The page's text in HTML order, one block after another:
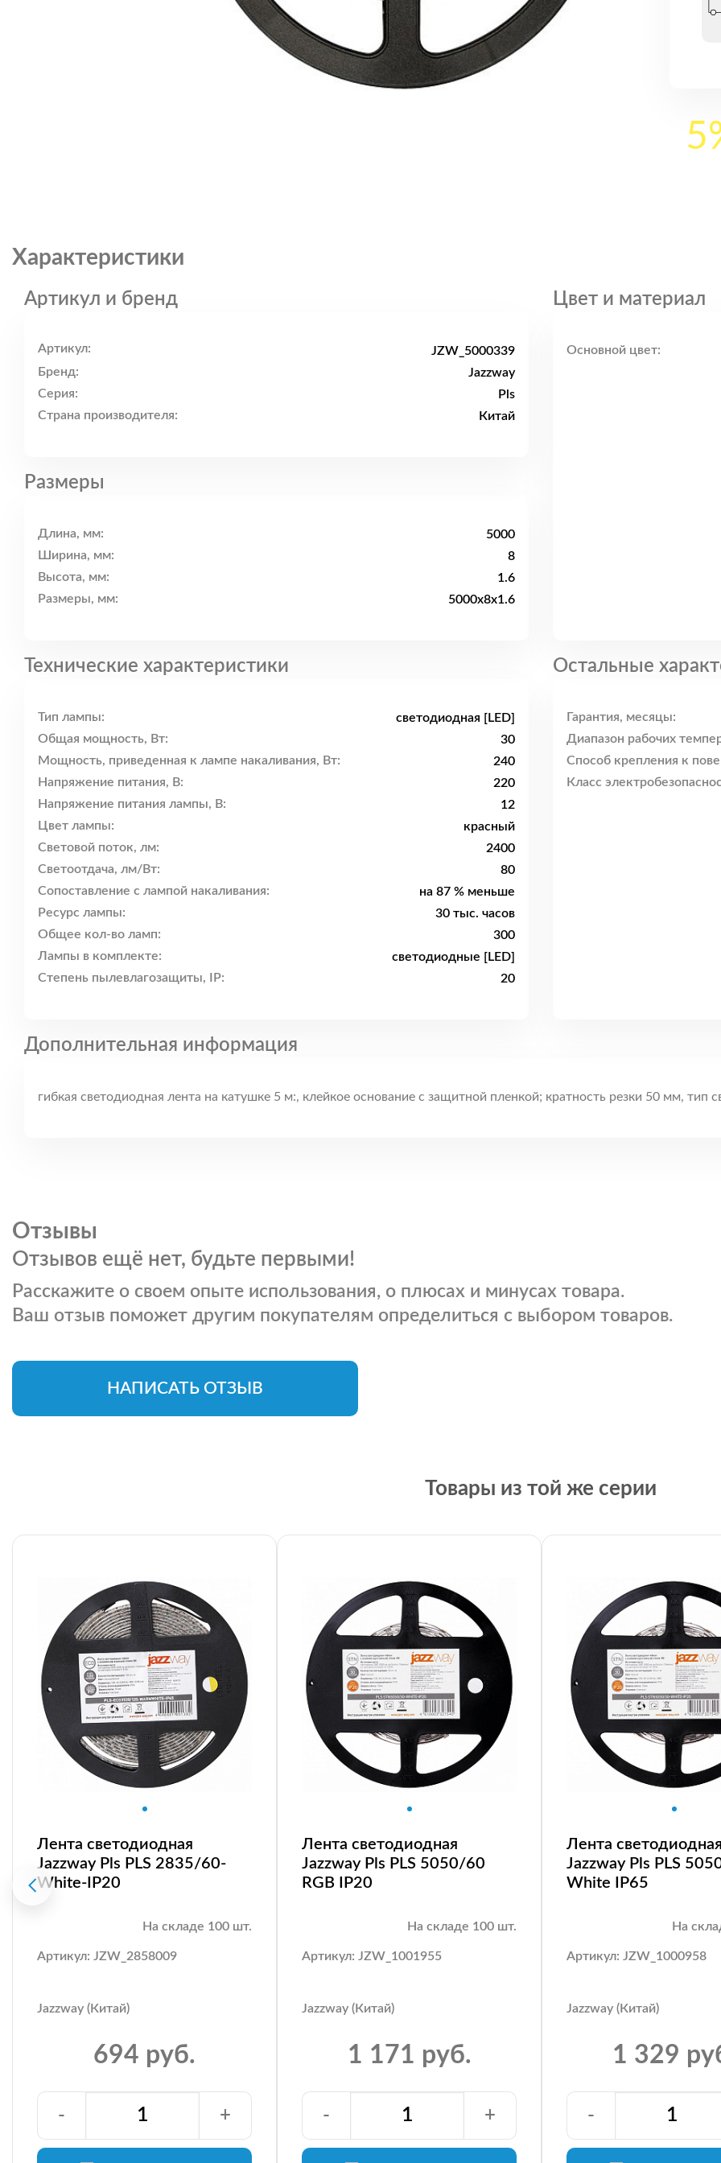
Характеристики
Артикул и бренд
Артикул:
JZW_5000339
Бренд:
Jazzway
Серия:
Pls
Страна производителя:
Китай
Размеры
Длина, мм:
5000
Ширина, мм:
8
Высота, мм:
1.6
Размеры, мм:
5000x8x1.6
Цвет и материал
Основной цвет:
Технические характеристики
Тип лампы:
светодиодная [LED]
Общая мощность, Вт:
30
Мощность, приведенная к лампе накаливания, Вт:
240
Напряжение питания, В:
220
Напряжение питания лампы, В:
12
Цвет лампы:
красный
Световой поток, лм:
2400
Светоотдача, лм/Вт:
80
Сопоставление с лампой накаливания:
на 87 % меньше
Ресурс лампы:
30 тыс. часов
Общее кол-во ламп:
300
Лампы в комплекте:
светодиодные [LED]
Степень пылевлагозащиты, IP:
20
Остальные
Гарантия, месяцы:
Диапазон рабочих
Способ крепления к
Класс
Дополнительная информация
гибкая светодиодная лента на катушке 5 м:, клейкое основание с защитной пленкой; кратность резки 50 мм, тип
Отзывы
Отзывов ещё нет, будьте первыми!
Расскажите о своем опыте использования, о плюсах и минусах товара.
Ваш отзыв поможет другим покупателям определиться с выбором товаров.
НАПИСАТЬ ОТЗЫВ
Товары из той же серии
Лента светодиодная
Jazzway Pls PLS 2835/60-
White-IP20
На складе 100 шт.
Артикул: JZW_2858009
Jazzway (Китай)
694 руб.
- +
Лента светодиодная
Jazzway Pls PLS 5050/60
RGB IP20
На складе 100 шт.
Артикул: JZW_1001955
Jazzway (Китай)
1 171 руб.
- +
Лента светодиодная
Jazzway Pls PLS
White IP65
На
Артикул: JZW_1000958
Jazzway (Китай)
1 329
-